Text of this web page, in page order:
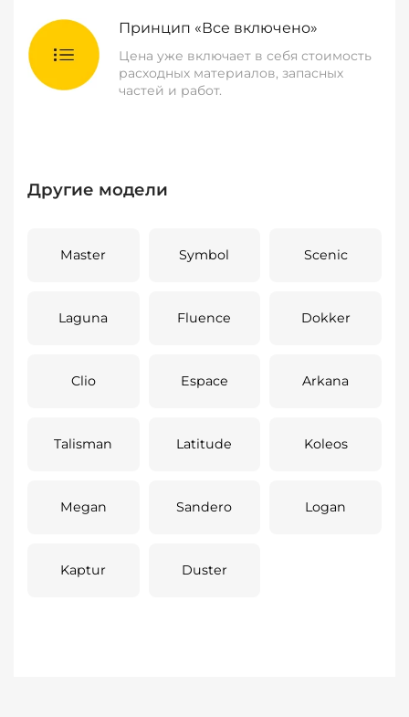
Принцип «Все включено»
Цена уже включает в себя стоимость
расходных материалов, запасных
частей и работ.
Другие модели
Master Symbol Scenic
Laguna Fluence Dokker
Clio Espace Arkana
Talisman Latitude Koleos
Megan Sandero Logan
Kaptur Duster